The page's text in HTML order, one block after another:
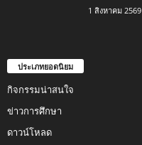
1 สิงหาคม 2569
ประเภทยอดนิยม
กิจกรรมน่าสนใจ
ข่าวการศึกษา
ดาวน์โหลด